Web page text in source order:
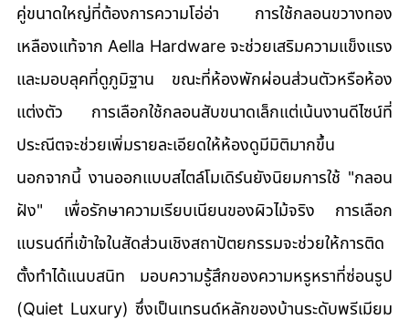
คู่ขนาดใหญ่ที่ต้องการความโอ่อ่า การใช้กลอนขวางทอง
เหลืองแท้จาก Aella Hardware จะช่วยเสริมความแข็งแรง
และมอบลุคที่ดูภูมิฐาน ขณะที่ห้องพักผ่อนส่วนตัวหรือห้อง
แต่งตัว การเลือกใช้กลอนสับขนาดเล็กแต่เน้นงานดีไซน์ที่
ประณีตจะช่วยเพิ่มรายละเอียดให้ห้องดูมีมิติมากขึ้น
นอกจากนี้ งานออกแบบสไตล์โมเดิร์นยังนิยมการใช้ "กลอน
ฝัง" เพื่อรักษาความเรียบเนียนของผิวไม้จริง การเลือก
แบรนด์ที่เข้าใจในสัดส่วนเชิงสถาปัตยกรรมจะช่วยให้การติด
ตั้งทำได้แนบสนิท มอบความรู้สึกของความหรูหราที่ซ่อนรูป
(Quiet Luxury) ซึ่งเป็นเทรนด์หลักของบ้านระดับพรีเมียม